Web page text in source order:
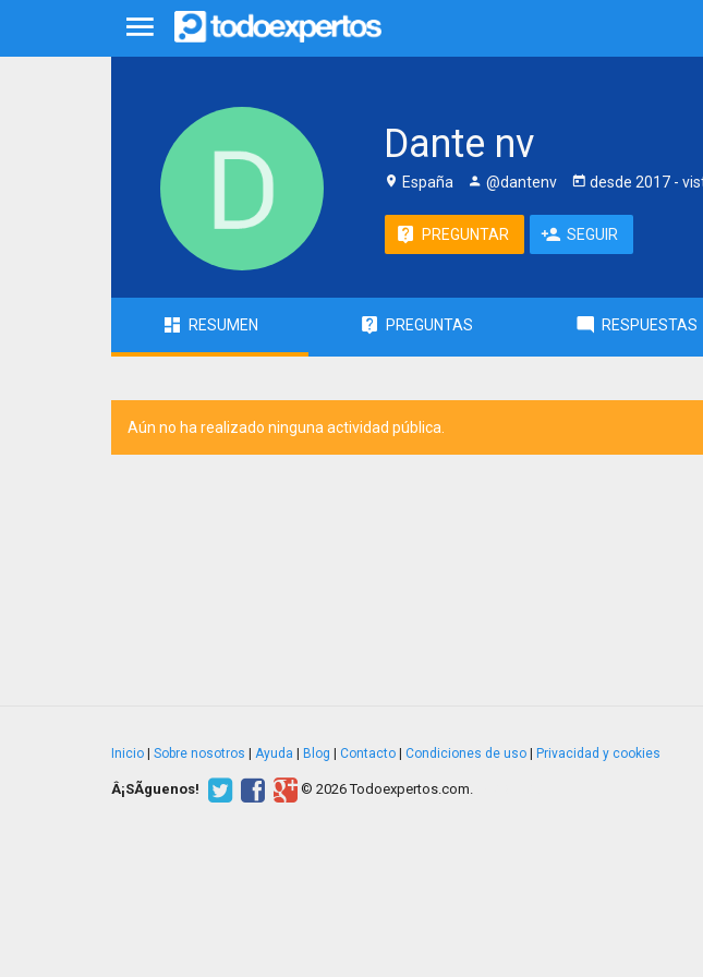
Dante nv
España @dantenv desde 2017 -
PREGUNTAR SEGUIR
RESUMEN PREGUNTAS RESPUESTAS
Aún no ha realizado ninguna actividad pública.
Inicio Sobre nosotros Ayuda Blog Contacto Condiciones de uso Privacidad y cookies
Â¡SÃ­guenos! © 2026 Todoexpertos.com.